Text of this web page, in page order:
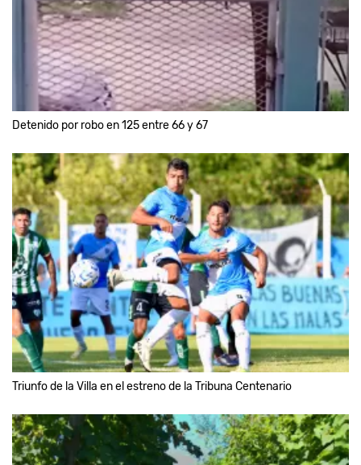
Detenido por robo en 125 entre 66 y 67
Triunfo de la Villa en el estreno de la Tribuna Centenario